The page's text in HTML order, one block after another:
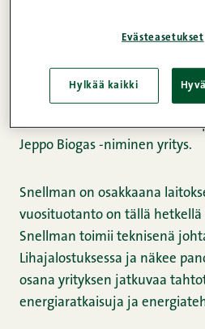
käyttänyt biokaasua
tuotannossa. Snellmanin
20 000 kuutiometriä lietettä
Jeppo Biogas -niminen yritys.
Snellman on osakkaana
vuosituotanto on tällä hetkellä
Snellman toimii teknisenä
Lihajalostuksessa ja näkee
osana yrityksen jatkuvaa
energiaratkaisuja ja
Evästeasetukset
Hylkää kaikki